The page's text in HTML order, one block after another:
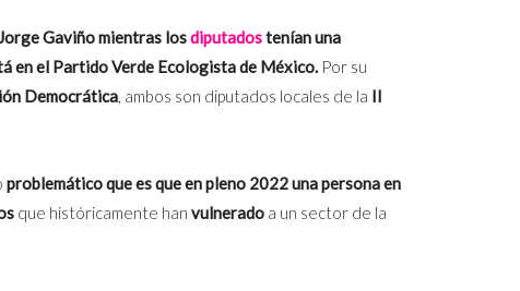
Gaviño mientras losdiputadostenían una
en el Partido Verde Ecologista de México. Por su
Democrática, ambos son diputados locales de la II
problemático que es que en pleno 2022 una persona en
que históricamente han vulnerado a un sector de la